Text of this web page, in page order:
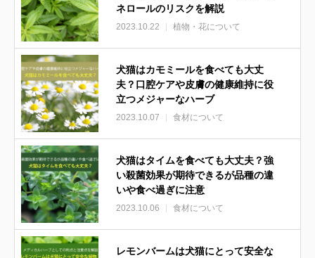
ネロールのリスクを解説
2023.10.22 植物・花について
犬猫はカモミールを食べても大丈
夫？口腔ケアや皮膚の健康維持に役
立つメジャーなハーブ
2023.10.07 食材について
犬猫はタイムを食べても大丈夫？強
い殺菌効果が期待できるが品種の違
いや食べ過ぎに注意
2023.10.06 食材について
レモンバームは犬猫にとって安全な